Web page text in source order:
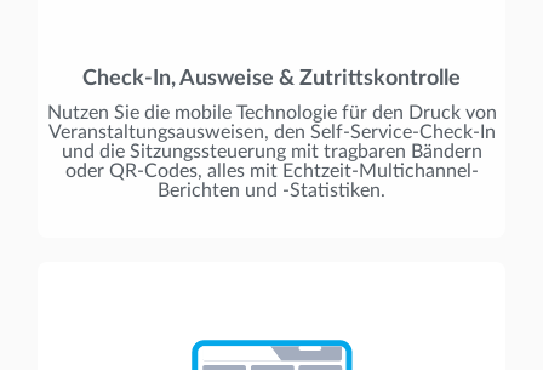
Check-In, Ausweise & Zutrittskontrolle
Nutzen Sie die mobile Technologie für den Druck von
Veranstaltungsausweisen, den Self-Service-Check-In
und die Sitzungssteuerung mit tragbaren Bändern
oder QR-Codes, alles mit Echtzeit-Multichannel-
Berichten und -Statistiken.